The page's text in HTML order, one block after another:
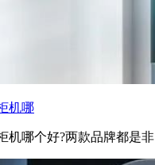
机哪
机哪个好?两款品牌都是非